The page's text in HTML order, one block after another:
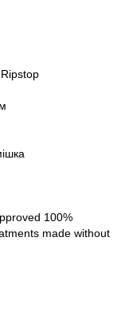
Ripstop
100%
made without